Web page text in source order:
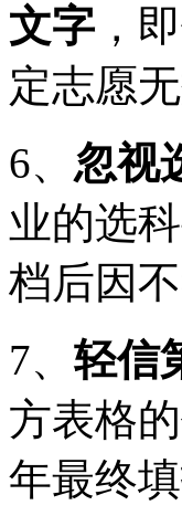
文字 ，
定志愿
6、 忽视
业的选
档后因
7、 轻信
方表格
年最终填